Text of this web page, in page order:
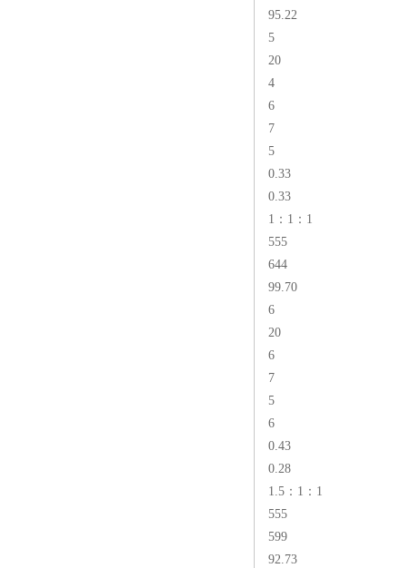
95.22
5
20
4
6
7
5
0.33
0.33
1：1：1
555
644
99.70
6
20
6
7
5
6
0.43
0.28
1.5：1：1
555
599
92.73